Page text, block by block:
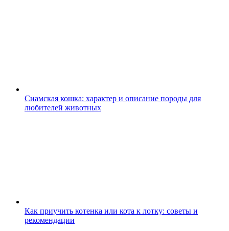
Сиамская кошка: характер и описание породы для
любителей животных
Как приучить котенка или кота к лотку: советы и
рекомендации